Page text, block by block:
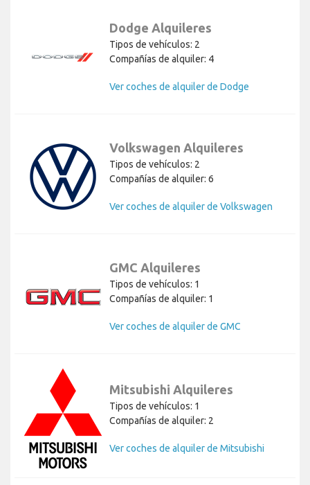
Dodge Alquileres
Tipos de vehículos: 2
Compañías de alquiler: 4
Ver coches de alquiler de Dodge
Volkswagen Alquileres
Tipos de vehículos: 2
Compañías de alquiler: 6
Ver coches de alquiler de Volkswagen
GMC Alquileres
Tipos de vehículos: 1
Compañías de alquiler: 1
Ver coches de alquiler de GMC
Mitsubishi Alquileres
Tipos de vehículos: 1
Compañías de alquiler: 2
Ver coches de alquiler de Mitsubishi